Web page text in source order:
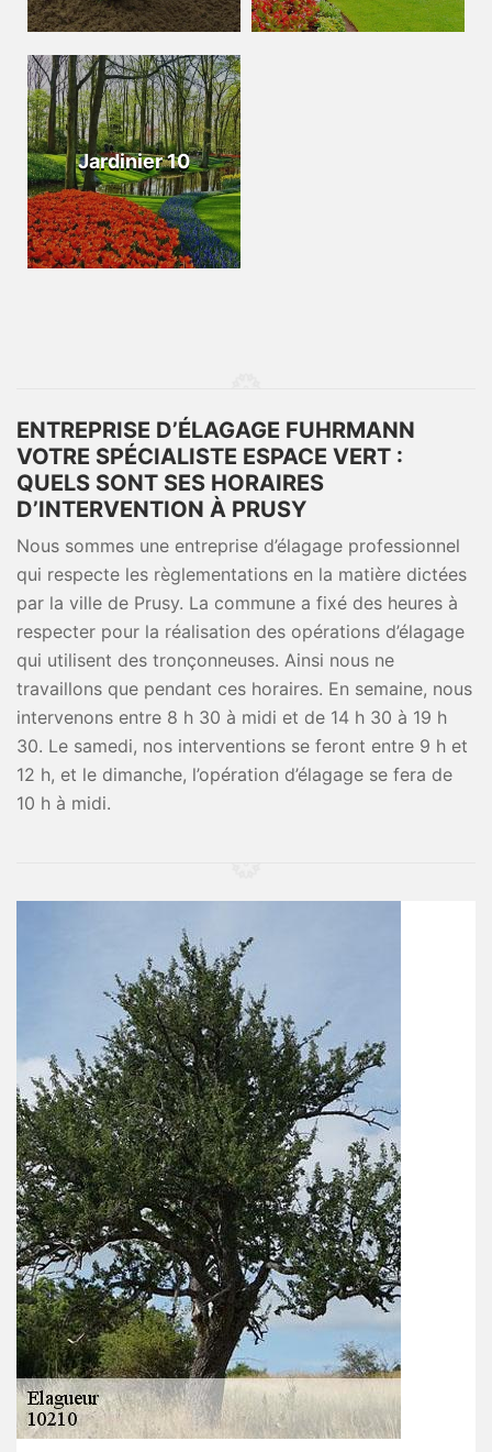
Jardinier 10
ENTREPRISE D’ÉLAGAGE FUHRMANN
VOTRE SPÉCIALISTE ESPACE VERT :
QUELS SONT SES HORAIRES
D’INTERVENTION À PRUSY
Nous sommes une entreprise d’élagage professionnel
qui respecte les règlementations en la matière dictées
par la ville de Prusy. La commune a fixé des heures à
respecter pour la réalisation des opérations d’élagage
qui utilisent des tronçonneuses. Ainsi nous ne
travaillons que pendant ces horaires. En semaine, nous
intervenons entre 8 h 30 à midi et de 14 h 30 à 19 h
30. Le samedi, nos interventions se feront entre 9 h et
12 h, et le dimanche, l’opération d’élagage se fera de
10 h à midi.